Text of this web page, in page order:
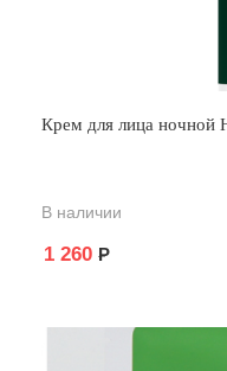
Крем для лица ночной
В наличии
1 260 Р